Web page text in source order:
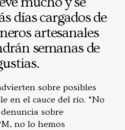
días cargados de
artesanales
semanas de
sobre posibles
en el cauce del río. “No
sobre
no lo hemos